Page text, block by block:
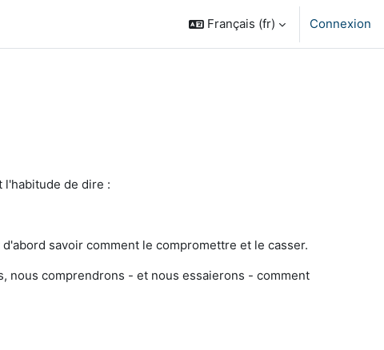
Français ‎(fr)‎ Connexion
l'habitude de dire :
savoir comment le compromettre et le casser.
nous comprendrons - et nous essaierons - comment